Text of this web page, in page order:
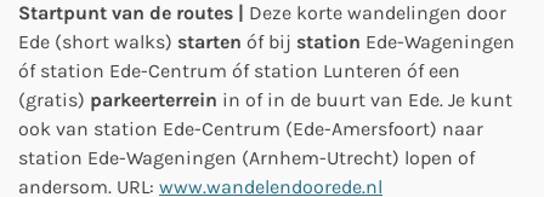
Startpunt van de routes | Deze korte wandelingen door
Ede (short walks) starten óf bij station Ede-Wageningen
óf station Ede-Centrum óf station Lunteren óf een
(gratis) parkeerterrein in of in de buurt van Ede. Je kunt
ook van station Ede-Centrum (Ede-Amersfoort) naar
station Ede-Wageningen (Arnhem-Utrecht) lopen of
andersom. URL: www.wandelendoorede.nl